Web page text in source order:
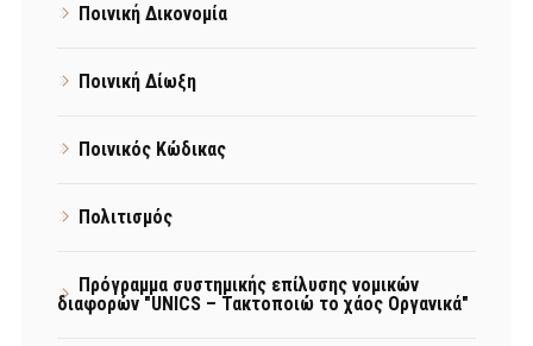
Ποινική Δικονομία
Ποινική Δίωξη
Ποινικός Κώδικας
Πολιτισμός
Πρόγραμμα συστημικής επίλυσης νομικών
διαφορών "UNICS – Τακτοποιώ το χάος Οργανικά"